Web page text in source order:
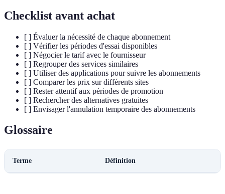
Checklist avant achat
[ ] Évaluer la nécessité de chaque abonnement
[ ] Vérifier les périodes d'essai disponibles
[ ] Négocier le tarif avec le fournisseur
[ ] Regrouper des services similaires
[ ] Utiliser des applications pour suivre les abonnements
[ ] Comparer les prix sur différents sites
[ ] Rester attentif aux périodes de promotion
[ ] Rechercher des alternatives gratuites
[ ] Envisager l'annulation temporaire des abonnements
Glossaire
Terme Définition